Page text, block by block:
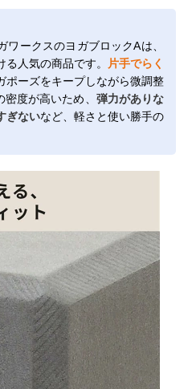
ワークスのヨガブロックAは、
人気の商品です。
片手でらく
ポーズをキープしながら微調整
度が高いため、 弾力がありな
ぎないなど、軽さと使い勝手の